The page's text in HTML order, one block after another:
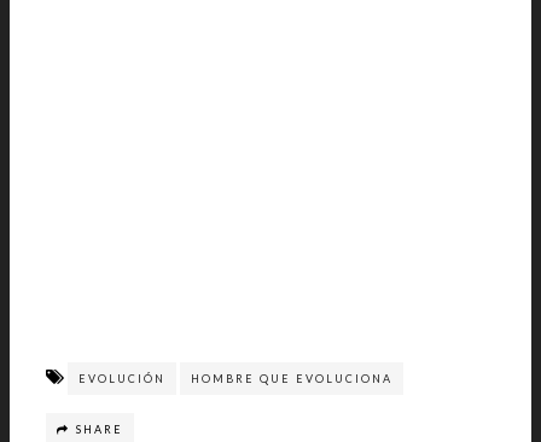
EVOLUCIÓN HOMBRE QUE EVOLUCIONA
SHARE